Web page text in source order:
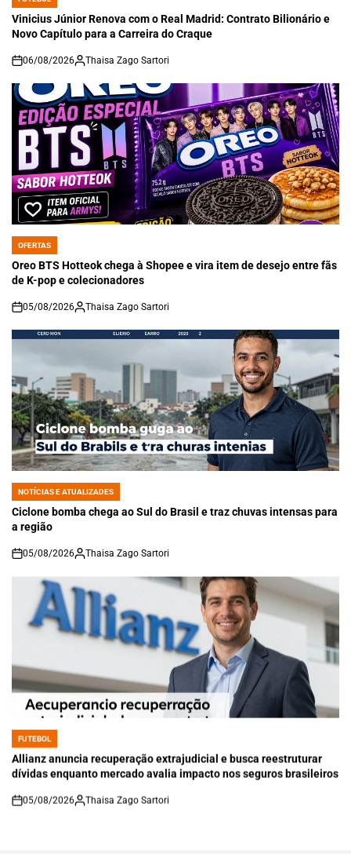
POSTED
IN
Vinicius Júnior Renova com o Real Madrid: Contrato Bilionário e
Novo Capítulo para a Carreira do Craque
on
06/08/2026 Thaisa Zago Sartori
POSTED
IN
OFERTAS
Oreo BTS Hotteok chega à Shopee e vira item de desejo entre fãs
de K-pop e colecionadores
on
05/08/2026 Thaisa Zago Sartori
POSTED
IN
NOTÍCIAS E ATUALIZADES
Ciclone bomba chega ao Sul do Brasil e traz chuvas intensas para
a região
on
05/08/2026 Thaisa Zago Sartori
POSTED
IN
FUTEBOL
Allianz anuncia recuperação extrajudicial e busca reestruturar
dívidas enquanto mercado avalia impacto nos seguros brasileiros
on
05/08/2026 Thaisa Zago Sartori